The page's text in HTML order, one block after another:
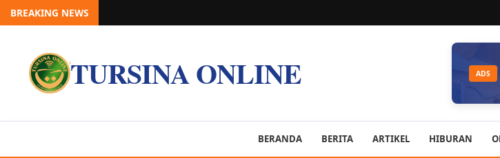
BREAKING NEWS
TURSINA ONLINE ADS
BERANDA BERITA ARTIKEL HIBURAN